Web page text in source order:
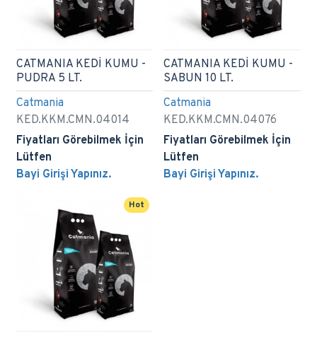
Catmania
KED.KKM.CMN.04014
CATMANIA KEDİ KUMU -
PUDRA 5 LT.
Fiyatları Görebilmek İçin
Lütfen
Bayi Girişi Yapınız.
Catmania
KED.KKM.CMN.04076
CATMANIA KEDİ KUMU -
SABUN 10 LT.
Fiyatları Görebilmek İçin
Lütfen
Bayi Girişi Yapınız.
Hot